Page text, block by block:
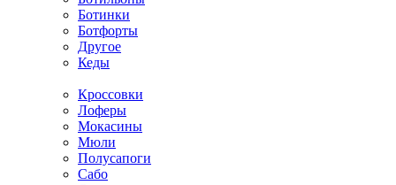
Ботинки
Ботфорты
Другое
Кеды
Кроссовки
Лоферы
Мокасины
Мюли
Полусапоги
Сабо